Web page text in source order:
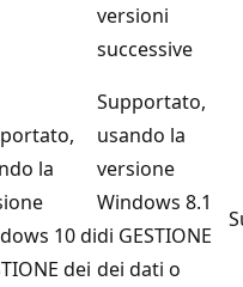
versioni
successive
la
10 di
dei
Supportato,
usando la
versione
Windows 8.1
di GESTIONE
dei dati o